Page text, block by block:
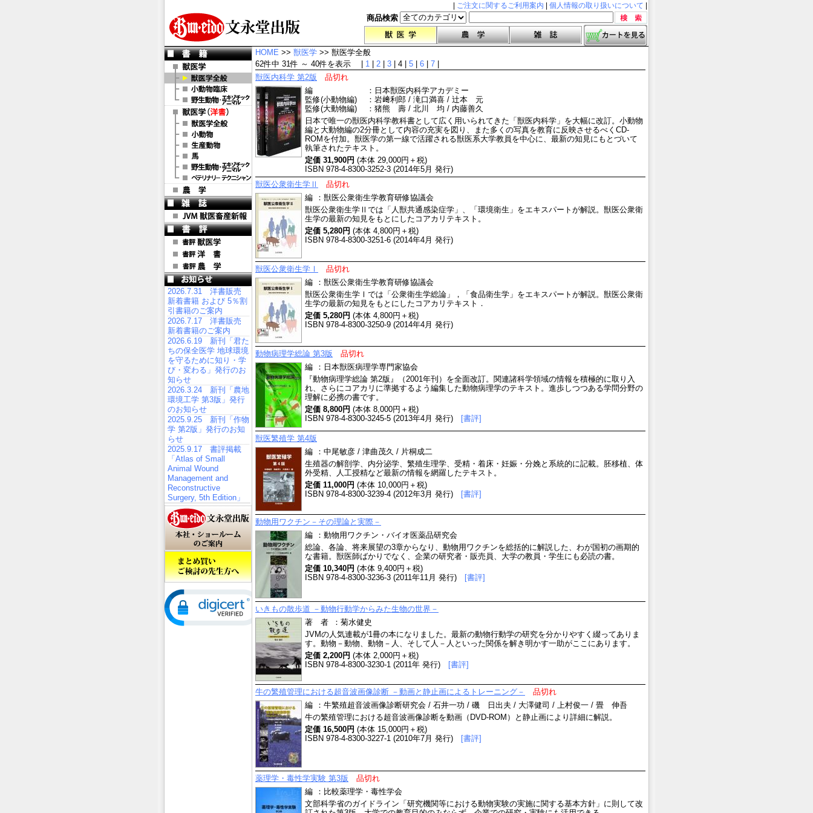
ご注文に関するご利用案内 個人情報の取り扱いについて
商品検索
2026.7.31 洋書販売
新着書籍 および 5％割
引書籍のご案内
2026.7.17 洋書販売
新着書籍のご案内
2026.6.19 新刊「君た
ちの保全医学 地球環境
を守るために知り・学
び・変わる」発行のお
知らせ
2026.3.24 新刊「農地
環境工学 第3版」発行
のお知らせ
2025.9.25 新刊「作物
学 第2版」発行のお知
らせ
2025.9.17 書評掲載
「Atlas of Small
Animal Wound
Management and
Reconstructive
Surgery, 5th Edition」
HOME >> 獣医学 >> 獣医学全般
62件中 31件 ～ 40件を表示 | 1 2 3 | 4 | 5 6 7
獣医内科学 第2版
品切れ
編
： 日本獣医内科学アカデミー
監修(小動物編)
： 岩﨑利郎 / 滝口満喜 / 辻本 元
監修(大動物編)
： 猪熊 壽 / 北川 均 / 内藤善久
日本で唯一の獣医内科学教科書として広く用いられてきた「獣医内科学」を大幅に改訂。小動物
編と大動物編の2分冊として内容の充実を図り、また多くの写真を教育に反映させるべくCD-
ROMを付加。獣医学の第一線で活躍される獣医系大学教員を中心に、最新の知見にもとづいて
執筆されたテキスト。
定価 31,900円 (本体 29,000円＋税)
ISBN 978-4-8300-3252-3 (2014年5月 発行)
獣医公衆衛生学Ⅱ
品切れ
編
： 獣医公衆衛生学教育研修協議会
獣医公衆衛生学Ⅱでは「人獣共通感染症学」、「環境衛生」をエキスパートが解説。獣医公衆衛
生学の最新の知見をもとにしたコアカリテキスト。
定価 5,280円 (本体 4,800円＋税)
ISBN 978-4-8300-3251-6 (2014年4月 発行)
獣医公衆衛生学Ⅰ
品切れ
編
： 獣医公衆衛生学教育研修協議会
獣医公衆衛生学Ⅰでは「公衆衛生学総論」，「食品衛生学」をエキスパートが解説。獣医公衆衛
生学の最新の知見をもとにしたコアカリテキスト．
定価 5,280円 (本体 4,800円＋税)
ISBN 978-4-8300-3250-9 (2014年4月 発行)
動物病理学総論 第3版
品切れ
編
： 日本獣医病理学専門家協会
『動物病理学総論 第2版』（2001年刊）を全面改訂。関連諸科学領域の情報を積極的に取り入
れ、さらにコアカリに準拠するよう編集した動物病理学のテキスト。進歩しつつある学問分野の
理解に必携の書です。
定価 8,800円 (本体 8,000円＋税)
ISBN 978-4-8300-3245-5 (2013年4月 発行)
[書評]
獣医繁殖学 第4版
編
： 中尾敏彦 / 津曲茂久 / 片桐成二
生殖器の解剖学、内分泌学、繁殖生理学、受精・着床・妊娠・分娩と系統的に記載。胚移植、体
外受精、人工授精など最新の情報を網羅したテキスト。
定価 11,000円 (本体 10,000円＋税)
ISBN 978-4-8300-3239-4 (2012年3月 発行)
[書評]
動物用ワクチン－その理論と実際－
編
： 動物用ワクチン・バイオ医薬品研究会
総論、各論、将来展望の3章からなり、動物用ワクチンを総括的に解説した、わが国初の画期的
な書籍。獣医師ばかりでなく、企業の研究者・販売員、大学の教員・学生にも必読の書。
定価 10,340円 (本体 9,400円＋税)
ISBN 978-4-8300-3236-3 (2011年11月 発行)
[書評]
いきもの散歩道 －動物行動学からみた生物の世界－
著 者
： 菊水健史
JVMの人気連載が1冊の本になりました。最新の動物行動学の研究を分かりやすく綴ってありま
す。動物－動物、動物－人、そして人－人といった関係を解き明かす一助がここにあります。
定価 2,200円 (本体 2,000円＋税)
ISBN 978-4-8300-3230-1 (2011年 発行)
[書評]
牛の繁殖管理における超音波画像診断 －動画と静止画によるトレーニング－
品切れ
編
： 牛繁殖超音波画像診断研究会 / 石井一功 / 磯 日出夫 / 大澤健司 / 上村俊一 / 畳 伸吾
牛の繁殖管理における超音波画像診断を動画（DVD-ROM）と静止画により詳細に解説。
定価 16,500円 (本体 15,000円＋税)
ISBN 978-4-8300-3227-1 (2010年7月 発行)
[書評]
薬理学・毒性学実験 第3版
品切れ
編
： 比較薬理学・毒性学会
文部科学省のガイドライン「研究機関等における動物実験の実施に関する基本方針」に則して改